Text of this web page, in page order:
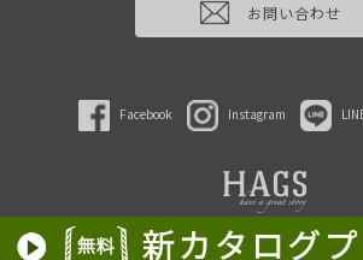
お問い合わせ
Facebook Instagram
2022 HAGS inc.